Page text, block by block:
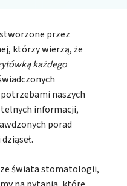
przez
którzy wierzą, że
każdego
naszych
informacji,
porad
świata stomatologii,